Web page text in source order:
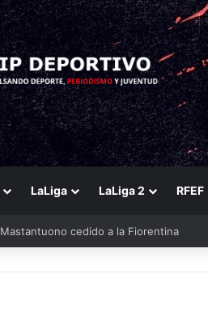
LaLiga LaLiga 2 RFEF
Mastantuono cedido a la Fiorentina